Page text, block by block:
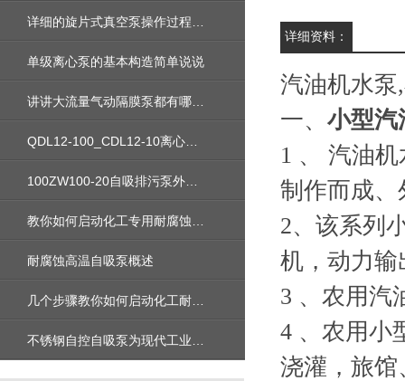
详细的旋片式真空泵操作过程，看这里
单级离心泵的基本构造简单说说
讲讲大流量气动隔膜泵都有哪些公共特性
QDL12-100_CDL12-10离心水泵安装尺寸性能参数曲线图价格
100ZW100-20自吸排污泵外形安装尺寸图及性能参数曲线图及价格
教你如何启动化工专用耐腐蚀离心泵，启动前要做哪些？
耐腐蚀高温自吸泵概述
几个步骤教你如何启动化工耐腐蚀离心泵
不锈钢自控自吸泵为现代工业注入高效动力
详细资料：
汽油机水泵
一、 小型汽
1 、 汽油
制作而成
2、该系列
机，动力输
3 、农用汽
4 、农用小
浇灌，旅